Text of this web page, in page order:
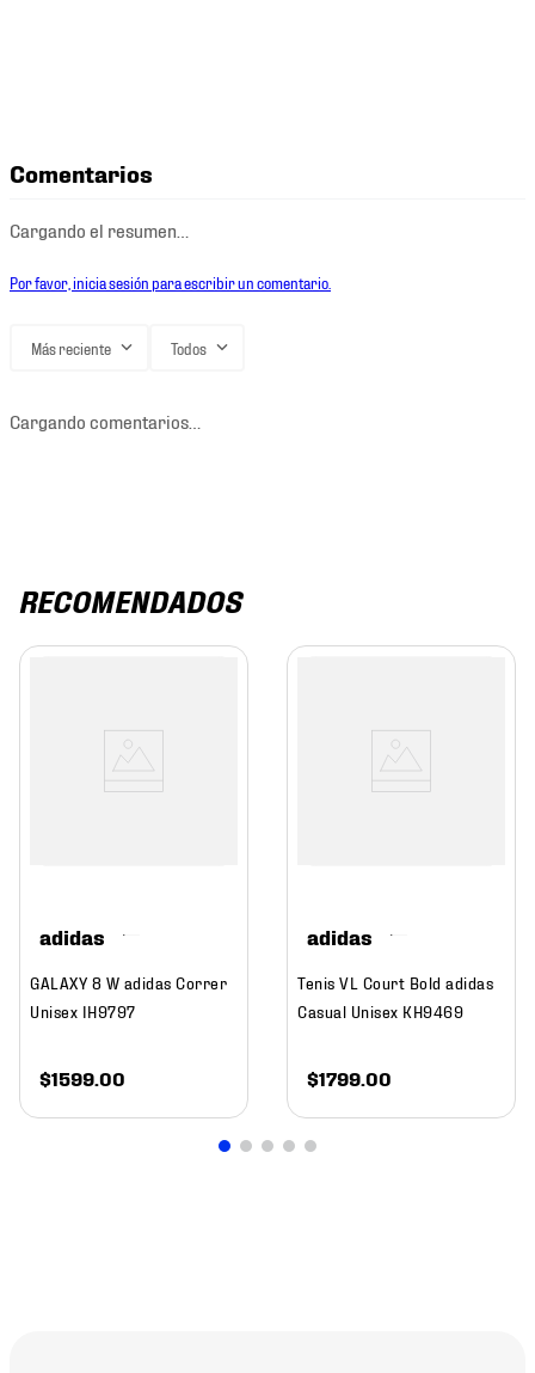
Comentarios
Cargando el resumen…
Por favor, inicia sesión para escribir un comentario.
Más reciente Todos
Cargando comentarios…
RECOMENDADOS
adidas
GALAXY 8 W adidas Correr
Unisex IH9797
$1599 00
adidas
Tenis VL Court Bold adidas
Casual Unisex KH9469
$1799 00